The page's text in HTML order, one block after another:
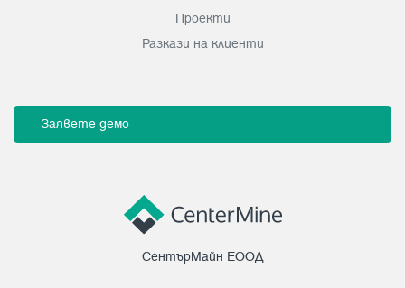
Проекти
Разкази на клиенти
Заявете демо
СентърМайн ЕООД